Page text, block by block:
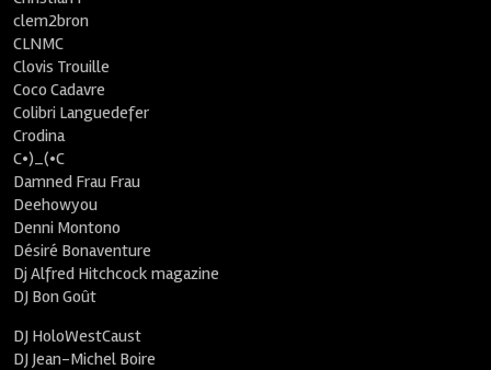
clem2bron
CLNMC
Clovis Trouille
Coco Cadavre
Colibri Languedefer
Crodina
C•)_(•C
Damned Frau Frau
Deehowyou
Denni Montono
Désiré Bonaventure
Dj Alfred Hitchcock magazine
DJ Bon Goût
DJ HoloWestCaust
DJ Jean-Michel Boire